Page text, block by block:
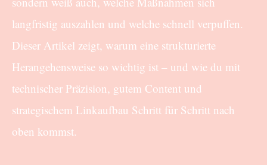
langfristig auszahlen und welche schnell verpuffen.
Dieser Artikel zeigt, warum eine strukturierte
Herangehensweise so wichtig ist – und wie du mit
technischer Präzision, gutem Content und
strategischem Linkaufbau Schritt für Schritt nach
oben kommst.